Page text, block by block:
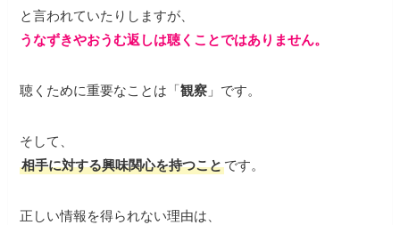
と言われていたりしますが、
うなずきやおうむ返しは聴くことではありません。
聴くために重要なことは「観察 」です。
そして、
相手に対する興味関心を持つことです。
正しい情報を得られない理由は、